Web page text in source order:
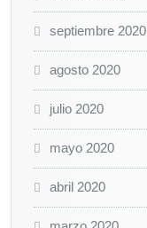
septiembre 2020
agosto 2020
julio 2020
mayo 2020
abril 2020